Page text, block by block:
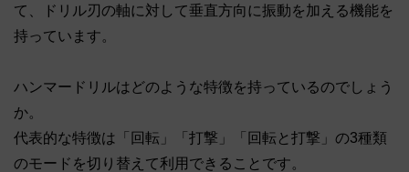
て、ドリル刃の軸に対して垂直方向に振動を加える機能を
持っています。
ハンマードリルはどのような特徴を持っているのでしょう
か。
代表的な特徴は「回転」「打撃」「回転と打撃」の3種類
のモードを切り替えて利用できることです。